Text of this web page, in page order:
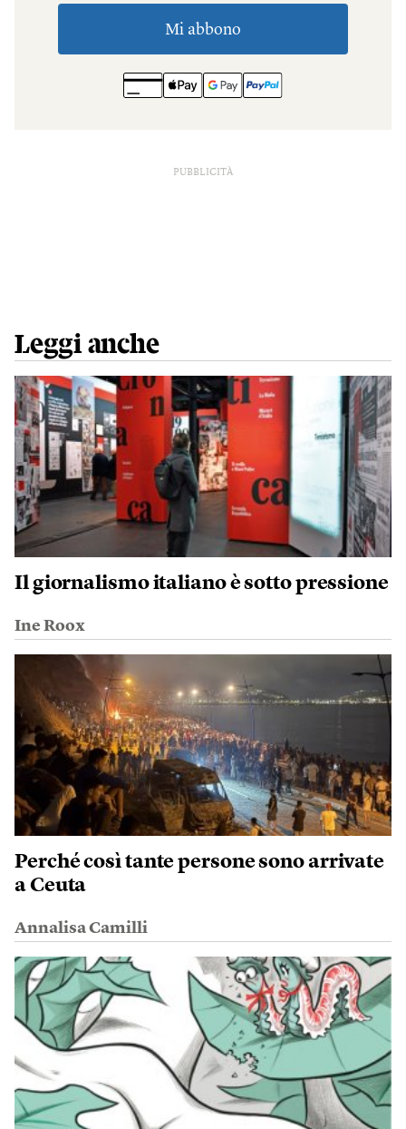
PUBBLICITÀ
Leggi anche
Il giornalismo italiano è sotto pressione
Ine Roox
Perché così tante persone sono arrivate
a Ceuta
Annalisa Camilli